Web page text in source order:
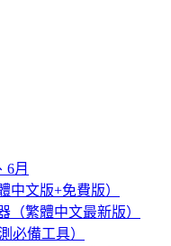
6月
中文版+免費版）
（繁體中文最新版）
必備工具）